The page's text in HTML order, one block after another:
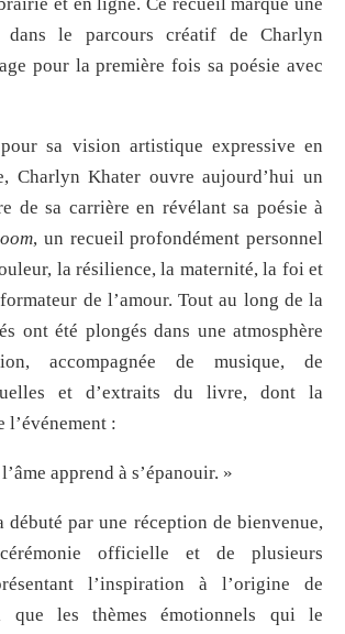
dans le parcours créatif de Charlyn
pour la première fois sa poésie avec
sa vision artistique expressive en
Charlyn Khater ouvre aujourd’hui un
de sa carrière en révélant sa poésie à
, un recueil profondément personnel
la résilience, la maternité, la foi et
de l’amour. Tout au long de la
ont été plongés dans une atmosphère
accompagnée de musique, de
et d’extraits du livre, dont la
l’événement :
apprend à s’épanouir. »
débuté par une réception de bienvenue,
officielle et de plusieurs
l’inspiration à l’origine de
que les thèmes émotionnels qui le